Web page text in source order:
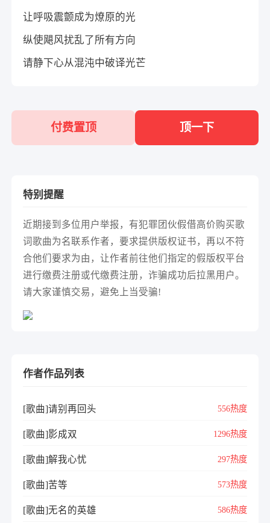
让呼吸震颤成为燎原的光
纵使飓风扰乱了所有方向
请静下心从混沌中破译光芒
付费置顶 顶一下
特别提醒
近期接到多位用户举报，有犯罪团伙假借高价购买歌
词歌曲为名联系作者，要求提供版权证书，再以不符
合他们要求为由，让作者前往他们指定的假版权平台
进行缴费注册或代缴费注册，诈骗成功后拉黑用户。
请大家谨慎交易，避免上当受骗!
作者作品列表
[歌曲]请别再回头 556热度
[歌曲]影成双 1296热度
[歌曲]解我心忧 297热度
[歌曲]苦等 573热度
[歌曲]无名的英雄 586热度